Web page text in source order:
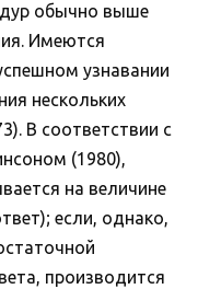
обычно выше
Имеются
узнавании
нескольких
В соответствии с
(1980),
на величине
если, однако,
производится